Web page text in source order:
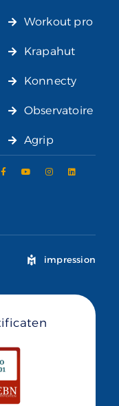
Workout pro
Krapahut
Konnecty
Observatoire
Agrip
impression